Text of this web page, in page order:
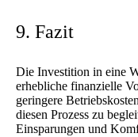
9. Fazit
Die Investition in eine
erhebliche finanzielle
geringere
diesen Prozess zu
Einsparungen und